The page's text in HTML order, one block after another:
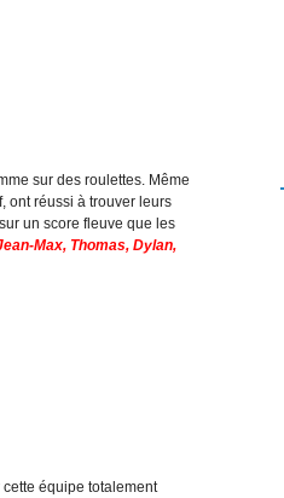
sur des roulettes. Même
ont réussi à trouver leurs
un score fleuve que les
Max, Thomas, Dylan,
équipe totalement